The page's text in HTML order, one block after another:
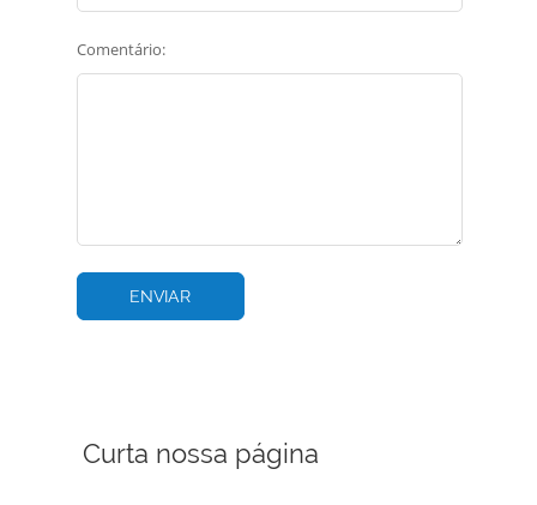
Comentário:
Curta nossa página